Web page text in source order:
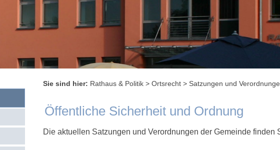
Sie sind hier: Rathaus & Politik > Ortsrecht > Satzungen und
Öffentliche Sicherheit und Ordnung
Die aktuellen Satzungen und Verordnungen der Gemeinde finden